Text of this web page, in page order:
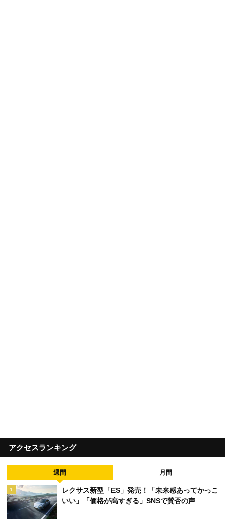
アクセスランキング
週間 月間
1
レクサス新型「ES」発売！「未来感あってかっこ
いい」「価格が高すぎる」SNSで賛否の声